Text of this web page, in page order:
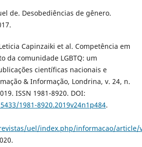
de. Desobediências de gênero.
Capinzaiki et al. Competência em
da comunidade LGBTQ: um
científicas nacionais e
& Informação, Londrina, v. 24, n.
ISSN 1981-8920. DOI:
1981-8920.2019v24n1p484.
uel/index.php/informacao/article/